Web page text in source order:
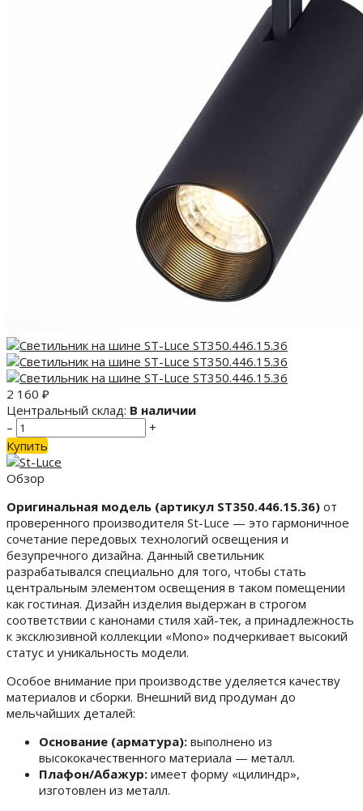
2 160 ₽
Центральный склад: В наличии
–
+
Купить
Обзор
Оригинальная модель (артикул ST350.446.15.36) от
проверенного производителя St-Luce — это гармоничное
сочетание передовых технологий освещения и
безупречного дизайна. Данный светильник
разрабатывался специально для того, чтобы стать
центральным элементом освещения в таком помещении
как гостиная. Дизайн изделия выдержан в строгом
соответствии с канонами стиля хай-тек, а принадлежность
к эксклюзивной коллекции «Mono» подчеркивает высокий
статус и уникальность модели.
Особое внимание при производстве уделяется качеству
материалов и сборки. Внешний вид продуман до
мельчайших деталей:
Основание (арматура): выполнено из
высококачественного материала — металл.
Плафон/Абажур: имеет форму «цилиндр»,
изготовлен из металл.